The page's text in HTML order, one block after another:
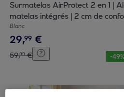
Surmatelas AirProtect 2 en 1 |
matelas intégrés | 2 cm de
moelleux, aéré, hypoallergénique
Blanc
29,99 €
59,00 € -49%